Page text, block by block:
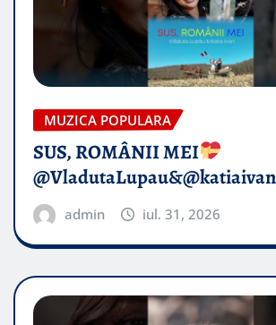
MUZICA POPULARA
SUS, ROMÂNII MEI
admin iul. 31, 2026